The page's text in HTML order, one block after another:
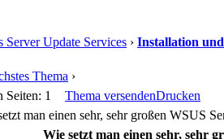
Server Update Services › Installation
Thema ›
Seiten: 1
Thema versendenDrucken
man einen sehr, sehr großen WSUS
Wie setzt man einen sehr, sehr